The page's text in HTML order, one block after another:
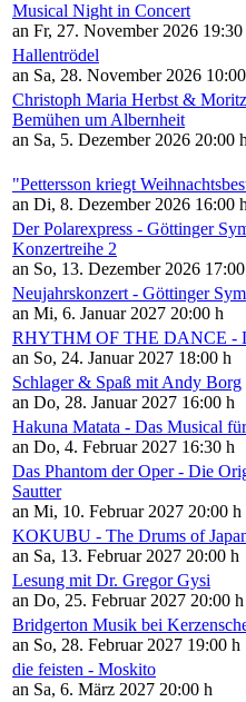
Musical Night in Concert
an Fr, 27. November 2026 19:30
Hallentrödel
an Sa, 28. November 2026
Christoph Maria Herbst &
Bemühen um Albernheit
an Sa, 5. Dezember 2026 20:00 h
"Pettersson kriegt
an Di, 8. Dezember 2026 16:00 h
Der Polarexpress - Göttinger
Konzertreihe 2
an So, 13. Dezember 2026
Neujahrskonzert - Göttinger
an Mi, 6. Januar 2027 20:00 h
RHYTHM OF THE DANCE -
an So, 24. Januar 2027 18:00 h
Schlager & Spaß mit Andy Borg
an Do, 28. Januar 2027 16:00 h
Hakuna Matata - Das Musical
an Do, 4. Februar 2027 16:30 h
Das Phantom der Oper - Die
Sautter
an Mi, 10. Februar 2027 20:00 h
KOKUBU - The Drums of
an Sa, 13. Februar 2027 20:00 h
Lesung mit Dr. Gregor Gysi
an Do, 25. Februar 2027 20:00 h
Bridgerton Musik bei
an So, 28. Februar 2027 19:00 h
die feisten - Moskito
an Sa, 6. März 2027 20:00 h